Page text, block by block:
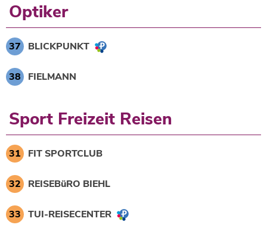
Optiker
37 BLICKPUNKT
38 FIELMANN
Sport Freizeit Reisen
31 FIT SPORTCLUB
32 REISEBüRO BIEHL
33 TUI-REISECENTER